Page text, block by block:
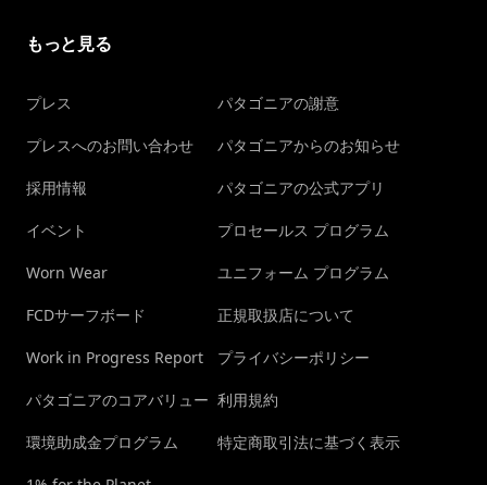
もっと見る
プレス
プレスへのお問い合わせ
採用情報
イベント
Worn Wear
FCDサーフボード
Work in Progress Report
パタゴニアのコアバリュー
環境助成金プログラム
パタゴニアの謝意
パタゴニアからのお知らせ
パタゴニアの公式アプリ
プロセールス プログラム
ユニフォーム プログラム
正規取扱店について
プライバシーポリシー
利用規約
特定商取引法に基づく表示